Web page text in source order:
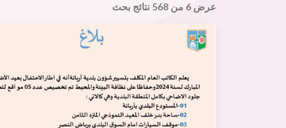
عرض 6 من 568 نتائج بحث